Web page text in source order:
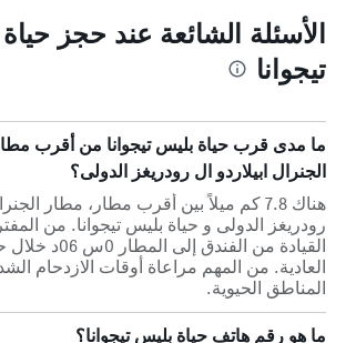
الأسئلة الشائعة عند حجز
تيجوانا
ما مدى قرب حياة بليس تيجوانا من أقرب
الجنرال ابيلاردو ال رودريغز الدولى؟
هناك 7.8 كم ميلاً بين أقرب مطار، مطار
رودريغز الدولى و حياة بليس تيجوانا. من
القيادة من الفندق
العادية. من المهم مراعاة أوقات الازدحام
المناطق الحيوية.
ما هو رقم هاتف حياة بليس تيجوانا؟